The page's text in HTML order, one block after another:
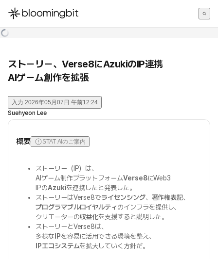
한국어
ストーリー、Verse8にAzukiのIP連携
AIゲーム創作を拡張
入力 2026年05月07日 午前12:24
Suehyeon Lee
概要 STAT AIのご案内
ストーリー（IP）は、
AIゲーム制作プラットフォームVerse8にWeb3
IPのAzukiを連携したと発表した。
ストーリーはVerse8でライセンシング、 著作権表記、
プログラマブルロイヤルティのインフラを提供し、
クリエーターの収益化を支援すると説明した。
ストーリーとVerse8は、
多様な IPを容易に活用できる環境を整え、
IPエコシステムを拡大していく方針だ。